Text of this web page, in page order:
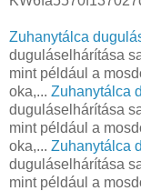
Zuhanytálca
duguláselhárítása
mint például a
oka,... Zuhanytálca
duguláselhárítása
mint például a
oka,... Zuhanytálca
duguláselhárítása
mint például a